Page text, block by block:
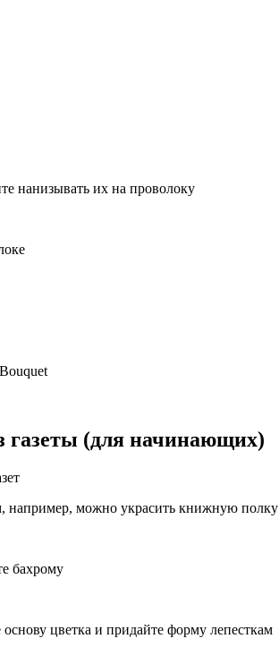
нанизывать их на проволоку
газеты (для начинающих)
например, можно украсить книжную полку
бахрому
цветка и придайте форму лепесткам